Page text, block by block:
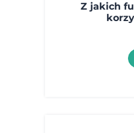
Z jakich